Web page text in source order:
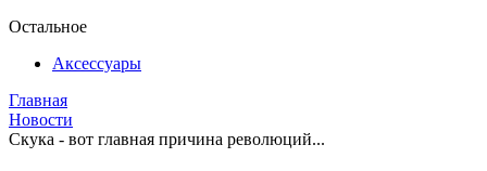
Остальное
Аксессуары
Главная
Новости
Скука - вот главная причина революций...